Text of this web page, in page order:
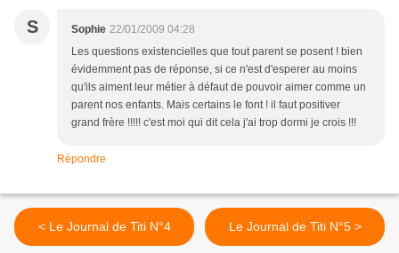
S Sophie 22/01/2009 04:28
Les questions existencielles que tout parent se posent ! bien
évidemment pas de réponse, si ce n'est d'esperer au moins
qu'ils aiment leur métier à défaut de pouvoir aimer comme un
parent nos enfants. Mais certains le font ! il faut positiver
grand frère !!!!! c'est moi qui dit cela j'ai trop dormi je crois !!!
Répondre
< Le Journal de Titi N°4 Le Journal de Titi N°5 >